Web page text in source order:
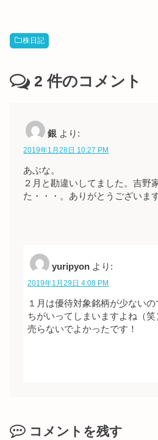
株日記
2 件のコメント
銀 より:
2019年1月28日 10:27 PM
あぶな。
２月と勘違いしてました。吉野
た・・・。ありがとうございます
yuripyon より:
2019年1月29日 4:08 PM
１月は優待対象銘柄が少ない
ちがいってしまいますよね（笑
売らないでよかったです！
コメントを残す